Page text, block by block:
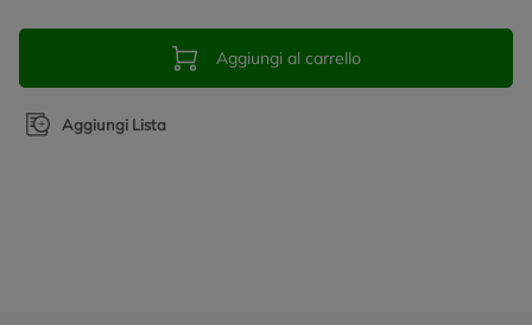
Aggiungi al carrello
Aggiungi Lista